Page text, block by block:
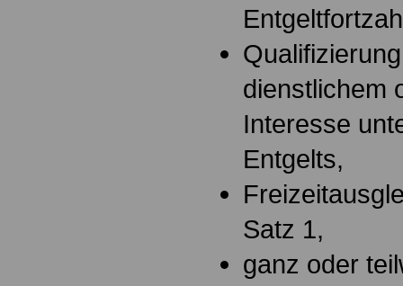
dienstlichem
Interesse
Entgelts,
Satz 1,
ganz oder